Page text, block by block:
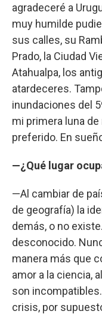
agradeceré a
muy humilde
sus calles, su
Prado, la Ciudad
Atahualpa, los
atardeceres.
inundaciones del
mi primera luna
preferido. En
—¿Qué lugar
—Al cambiar de
de geografía) la
demás, o no
desconocido.
manera más que
amor a la ciencia,
son
crisis, por